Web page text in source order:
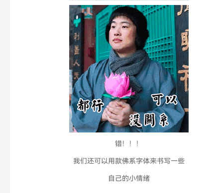
错！！！
我们还可以用款佛系字体来书写一些
自己的小情绪